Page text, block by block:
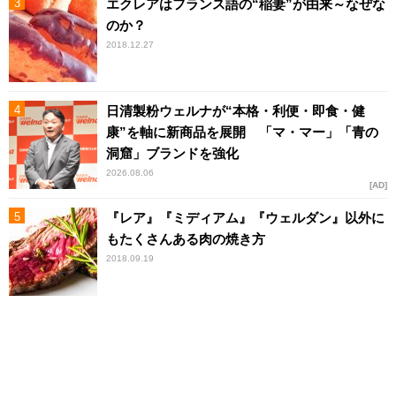
エクレアはフランス語の“稲妻”が由来～なぜな
のか？
2018.12.27
日清製粉ウェルナが“本格・利便・即食・健
康”を軸に新商品を展開 「マ・マー」「青の
洞窟」ブランドを強化
2026.08.06
AD
『レア』『ミディアム』『ウェルダン』以外に
もたくさんある肉の焼き方
2018.09.19